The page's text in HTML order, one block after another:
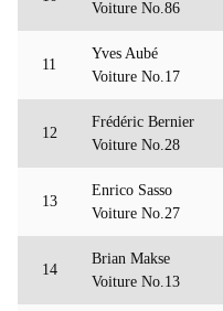
Voiture No.86
11
Yves Aubé
Voiture No.17
12
Frédéric Bernier
Voiture No.28
13
Enrico Sasso
Voiture No.27
14
Brian Makse
Voiture No.13